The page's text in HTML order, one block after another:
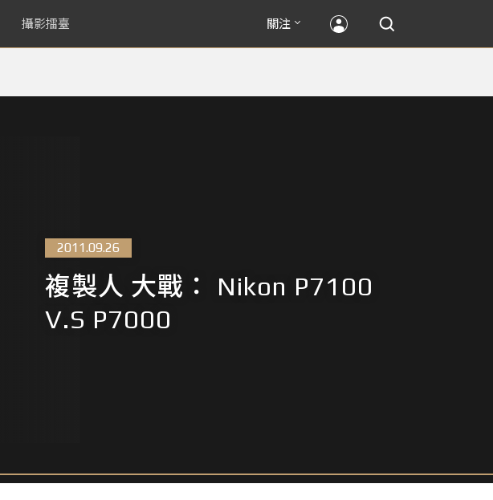
攝影擂臺 關注
2011.09.26
複製人 大戰： Nikon P7100
V.S P7000